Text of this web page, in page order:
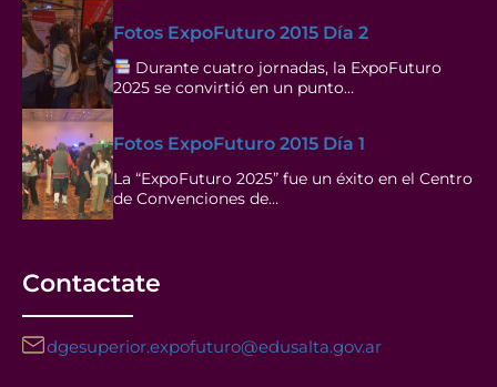
Fotos ExpoFuturo 2015 Día 2
Durante cuatro jornadas, la ExpoFuturo
2025 se convirtió en un punto…
Fotos ExpoFuturo 2015 Día 1
La “ExpoFuturo 2025” fue un éxito en el Centro
de Convenciones de…
Contactate
dgesuperior.expofuturo@edusalta.gov.ar